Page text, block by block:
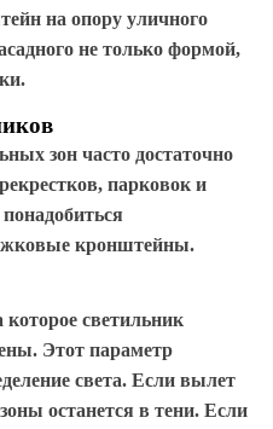
на опору уличного
не только формой,
зон часто достаточно
парковок и
кронштейны.
светильник
Этот параметр
света. Если вылет
останется в тени. Если